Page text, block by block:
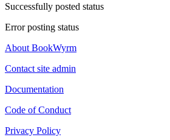
Successfully posted status
Error posting status
About BookWyrm
Contact site admin
Documentation
Code of Conduct
Privacy Policy